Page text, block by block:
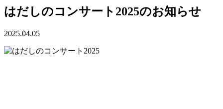
はだしのコンサート2025のお知らせ
2025.04.05